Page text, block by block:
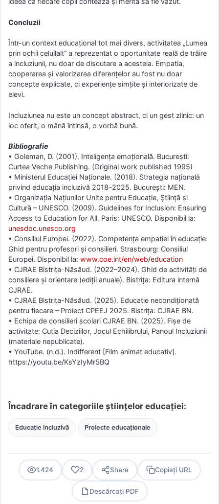
Concluzii
Într-un context educațional tot mai divers, activitatea „Lumea
prin ochii celuilalt” a reprezentat o oportunitate reală de trăire
a incluziunii, nu doar de discutare a acesteia. Empatia,
cooperarea și valorizarea diferențelor au fost nu doar
concepte explicate, ci experiențe simțite și interiorizate de
elevi.
Incluziunea nu este un concept abstract, ci un gest zilnic: un
loc oferit, o mână întinsă, o vorbă bună.
Bibliografie
• Goleman, D. (2001). Inteligența emoțională. București:
Curtea Veche Publishing. (Original work published 1995)
• Ministerul Educației Naționale. (2018). Strategia națională
privind educația incluzivă 2018–2025. București: MEN.
• Organizația Națiunilor Unite pentru Educație, Știință și
Cultură – UNESCO. (2009). Guidelines for Inclusion: Ensuring
Access to Education for All. Paris: UNESCO. Disponibil la:
unesdoc.unesco.org
• Consiliul Europei. (2022). Competența empatiei în educație:
Ghid pentru profesori și consilieri. Strasbourg: Consiliul
Europei. Disponibil la: www.coe.int/en/web/education
• CJRAE Bistrița-Năsăud. (2022–2024). Ghid de activități de
consiliere și orientare (ediții anuale). Bistrița: Editura internă
CJRAE.
• CJRAE Bistrița-Năsăud. (2025). Educație necondiționată
pentru fiecare – Proiect CPEEJ 2025. Bistrița: CJRAE BN.
• Echipa de consilieri școlari CJRAE BN. (2025). Fișe de
activitate: Cutia Deciziilor, Jocul Echilibrului, Panoul Incluziunii
(materiale nepublicate).
• YouTube. (n.d.). Indifferent [Film animat educativ].
https://youtu.be/KsYzIyMrSBQ
Încadrare în categoriile științelor educației:
Educație incluzivă Proiecte educaționale
1.424 2 Share Copiați URL
Descărcați PDF